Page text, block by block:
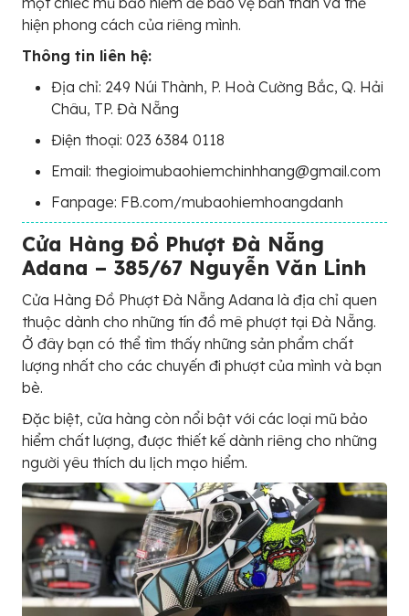
hiện phong cách của riêng mình.
Thông tin liên hệ:
Địa chỉ: 249 Núi Thành, P. Hoà Cường Bắc, Q. Hải
Châu, TP. Đà Nẵng
Điện thoại: 023 6384 0118
Email: thegioimubaohiemchinhhang@gmail.com
Fanpage: FB.com/mubaohiemhoangdanh
Cửa Hàng Đồ Phượt Đà Nẵng
Adana – 385/67 Nguyễn Văn Linh
Cửa Hàng Đồ Phượt Đà Nẵng Adana là địa chỉ quen
thuộc dành cho những tín đồ mê phượt tại Đà Nẵng.
Ở đây bạn có thể tìm thấy những sản phẩm chất
lượng nhất cho các chuyến đi phượt của mình và bạn
bè.
Đặc biệt, cửa hàng còn nổi bật với các loại mũ bảo
hiểm chất lượng, được thiết kế dành riêng cho những
người yêu thích du lịch mạo hiểm.